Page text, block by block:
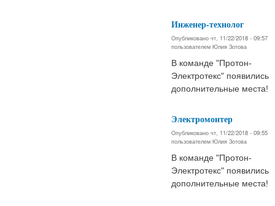
Инженер-технолог
Опубликовано чт, 11/22/2018 - 09:57
пользователем Юлия Зотова
В команде "Протон-
Электротекс" появились
дополнительные места!
Электромонтер
Опубликовано чт, 11/22/2018 - 09:55
пользователем Юлия Зотова
В команде "Протон-
Электротекс" появились
дополнительные места!